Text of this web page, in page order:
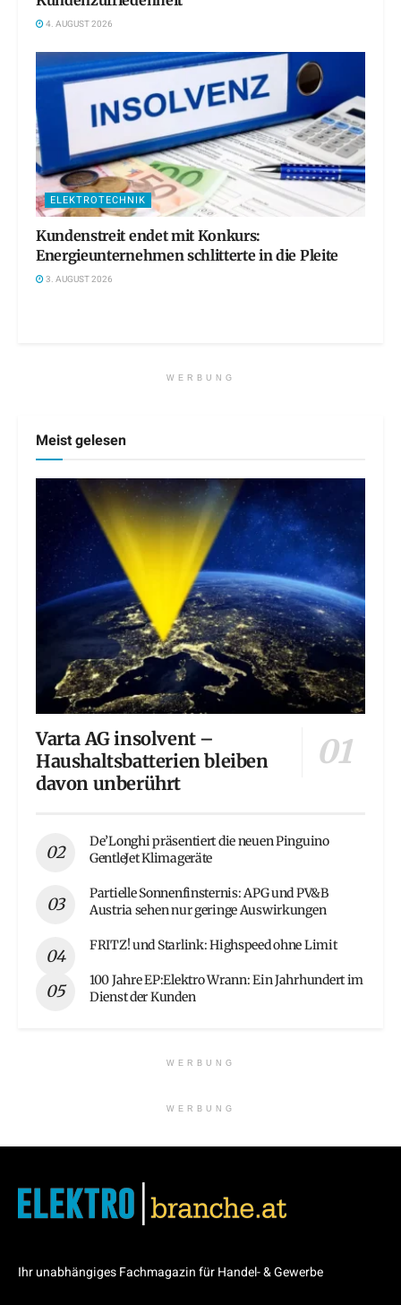
4. AUGUST 2026
ELEKTROTECHNIK
Kundenstreit endet mit Konkurs:
Energieunternehmen schlitterte in die Pleite
3. AUGUST 2026
WERBUNG
Meist gelesen
Varta AG insolvent –
Haushaltsbatterien bleiben
davon unberührt
De’Longhi präsentiert die neuen Pinguino
GentleJet Klimageräte
Partielle Sonnenfinsternis: APG und PV&B
Austria sehen nur geringe Auswirkungen
FRITZ! und Starlink: Highspeed ohne Limit
100 Jahre EP:Elektro Wrann: Ein Jahrhundert im
Dienst der Kunden
WERBUNG
WERBUNG
Ihr unabhängiges Fachmagazin für Handel- & Gewerbe